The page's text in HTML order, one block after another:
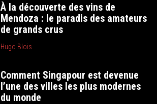
À la découverte des vins de
Mendoza : le paradis des amateurs
de grands crus
Hugo Blois
Comment Singapour est devenue
l’une des villes les plus modernes
du monde